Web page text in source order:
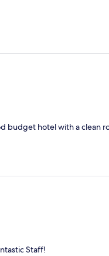
budget hotel with a clean
Staff!